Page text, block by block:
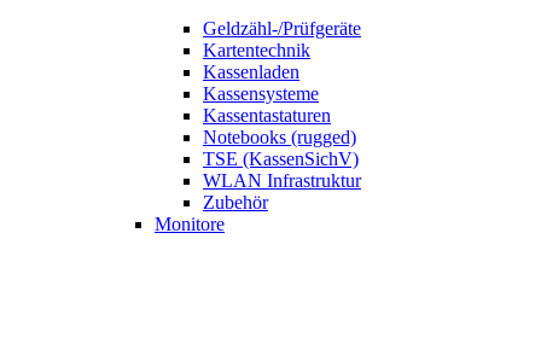
Geldzähl-/Prüfgeräte
Kartentechnik
Kassenladen
Kassensysteme
Kassentastaturen
Notebooks (rugged)
TSE (KassenSichV)
WLAN Infrastruktur
Zubehör
Monitore